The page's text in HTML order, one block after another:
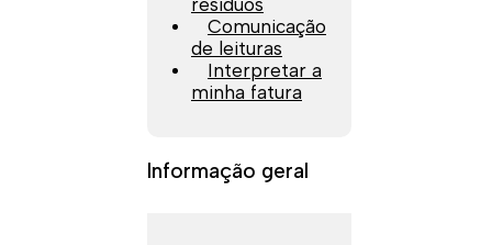
Comunicação
de leituras
Interpretar a
minha fatura
Informação geral